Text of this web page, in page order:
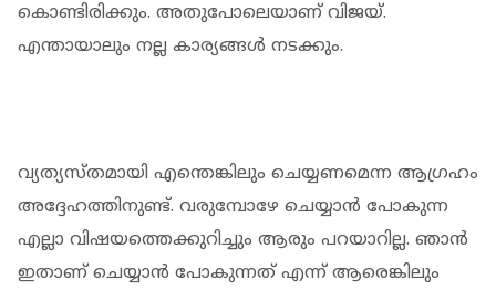
കൊണ്ടിരിക്കും. അതുപോലെയാണ് വിജയ്.
എന്തായാലും നല്ല കാര്യങ്ങള്‍ നടക്കും.
വ്യത്യസ്തമായി എന്തെങ്കിലും ചെയ്യണമെന്ന ആഗ്രഹം
അദ്ദേഹത്തിനുണ്ട്. വരുമ്പോഴേ ചെയ്യാന്‍ പോകുന്ന
എല്ലാ വിഷയത്തെക്കുറിച്ചും ആരും പറയാറില്ല. ഞാന്‍
ഇതാണ് ചെയ്യാന്‍ പോകുന്നത് എന്ന് ആരെങ്കിലും